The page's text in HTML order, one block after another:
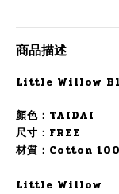
商品描述
Little Willow
顏色：TAIDAI
尺寸：FREE
材質：Cotton
Little Willow